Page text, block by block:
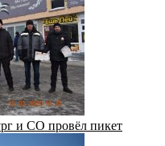
и СО провёл пикет